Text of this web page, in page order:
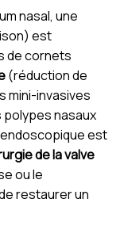
nasal, une
est
de cornets
(réduction de
mini-invasives
nasaux
endoscopique est
de la valve
ou le
restaurer un